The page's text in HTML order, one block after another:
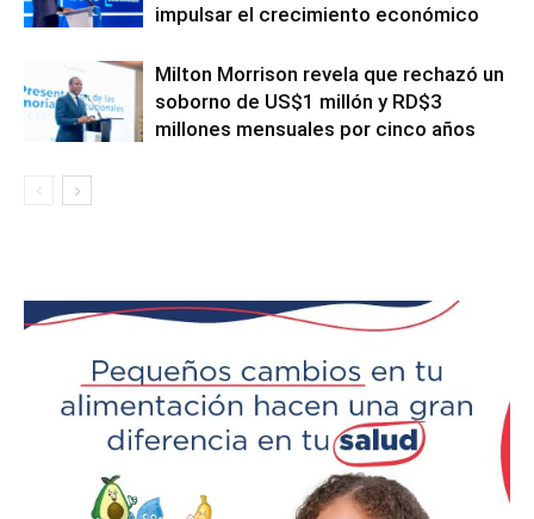
impulsar el crecimiento económico
Milton Morrison revela que rechazó un
soborno de US$1 millón y RD$3
millones mensuales por cinco años